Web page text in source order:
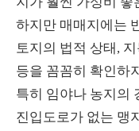
하지만 매매지에는
토지의 법적 상태,
등을 꼼꼼히 확인하
특히 임야나 농지의
진입도로가 없는 맹